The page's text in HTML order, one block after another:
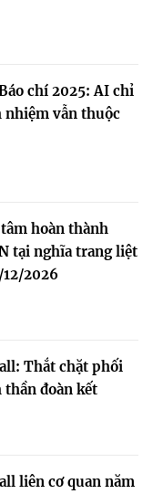
chí 2025: AI chỉ
nhiệm vẫn thuộc
hoàn thành
tại nghĩa trang liệt
2026
Thắt chặt phối
đoàn kết
liên cơ quan năm